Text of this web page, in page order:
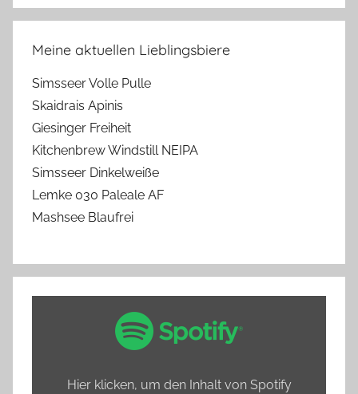
Meine aktuellen Lieblingsbiere
Simsseer Volle Pulle
Skaidrais Apinis
Giesinger Freiheit
Kitchenbrew Windstill NEIPA
Simsseer Dinkelweiße
Lemke 030 Paleale AF
Mashsee Blaufrei
Hier klicken, um den Inhalt von Spotify